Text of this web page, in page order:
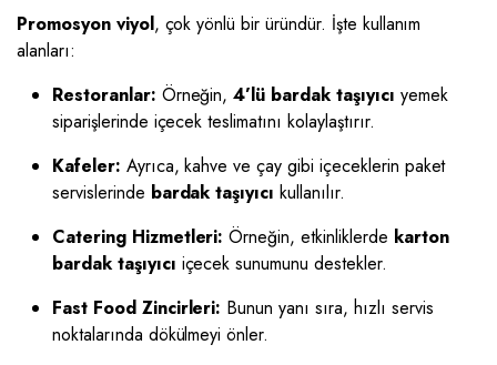
Promosyon viyol, çok yönlü bir üründür. İşte kullanım
alanları:
Restoranlar: Örneğin,4’lü bardak taşıyıcı yemek
siparişlerinde içecek teslimatını kolaylaştırır.
Kafeler: Ayrıca, kahve ve çay gibi içeceklerin paket
servislerinde bardak taşıyıcı kullanılır.
Catering Hizmetleri: Örneğin, etkinliklerde karton
bardak taşıyıcı içecek sunumunu destekler.
Fast Food Zincirleri: Bunun yanı sıra, hızlı servis
noktalarında dökülmeyi önler.